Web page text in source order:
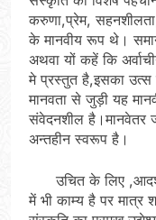
करुणा,प्रेम,
के मानवीय रूप थे।
अथवा यों कहें कि
मे प्रस्तुत है,इसका उत्स
मानवता से जुड़ी यह
संवेदनशील है।मानवेतर
अन्तहीन स्वरूप है।
उचित के लिए ,आदर्श
में भी काम्य है पर मात्र